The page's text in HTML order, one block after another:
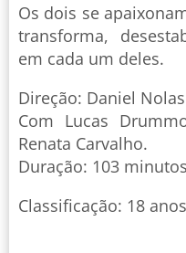
Os dois se
transforma,
em cada um deles.
Direção: Daniel
Com Lucas
Renata Carvalho.
Duração: 103
Classificação: 18